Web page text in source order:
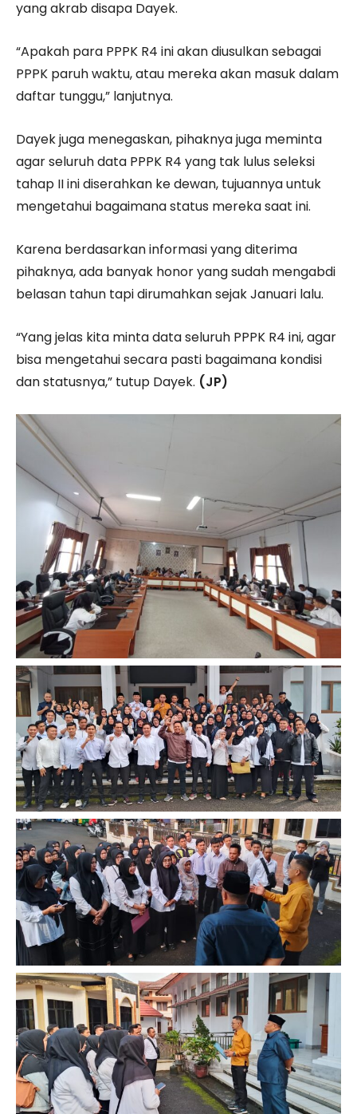
yang akrab disapa Dayek.
“Apakah para PPPK R4 ini akan diusulkan sebagai
PPPK paruh waktu, atau mereka akan masuk dalam
daftar tunggu,” lanjutnya.
Dayek juga menegaskan, pihaknya juga meminta
agar seluruh data PPPK R4 yang tak lulus seleksi
tahap II ini diserahkan ke dewan, tujuannya untuk
mengetahui bagaimana status mereka saat ini.
Karena berdasarkan informasi yang diterima
pihaknya, ada banyak honor yang sudah mengabdi
belasan tahun tapi dirumahkan sejak Januari lalu.
“Yang jelas kita minta data seluruh PPPK R4 ini, agar
bisa mengetahui secara pasti bagaimana kondisi
dan statusnya,” tutup Dayek. (JP)